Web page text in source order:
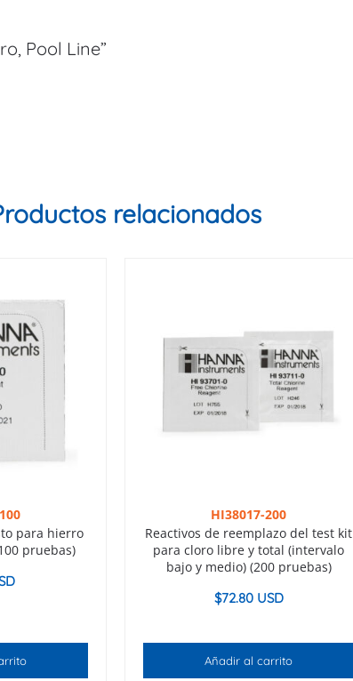
Pool Line”
relacionados
para hierro
pruebas)
HI38017-200
Reactivos de reemplazo del test kit
para cloro libre y total (intervalo
bajo y medio) (200 pruebas)
$72.80 USD
Añadir al carrito